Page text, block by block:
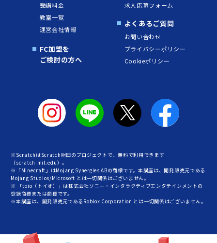
受講料金
教室一覧
運営会社情報
FC加盟を
ご検討の方へ
求人応募フォーム
よくあるご質問
お問い合わせ
プライバシーポリシー
Cookieポリシー
※ScratchはScratch財団のプロジェクトで、無料で利用できます
（scratch.mit.edu）。
※「Minecraft」はMojang Synergies ABの商標です。本講座は、開発販売元である
Mojang Studios/Microsoft とは一切関係はございません。
※ 「toio（トイオ）」は株式会社ソニー・インタラクティブエンタテインメントの
登録商標または商標です。
※本講座は、開発販売元であるRoblox Corporation とは一切関係はございません。